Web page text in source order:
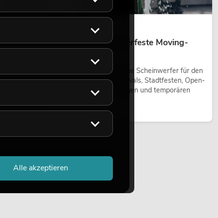
Outdoor Moving-Heads: Wetterfeste Moving-
Outdoor Moving-Heads sind bewegliche Scheinwerfer für den
Einsatz im Freien. Sie werden bei Festivals, Stadtfesten, Open-
Air-Konzerten, Architekturinszenierungen und temporären
Jetzt lesen
Alle akzeptieren